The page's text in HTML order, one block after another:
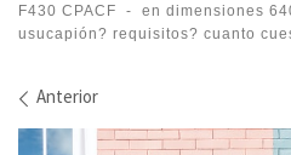
F430 CPACF
- en dimensiones
usucapión? requisitos? cuanto
Navegación de
Anterior